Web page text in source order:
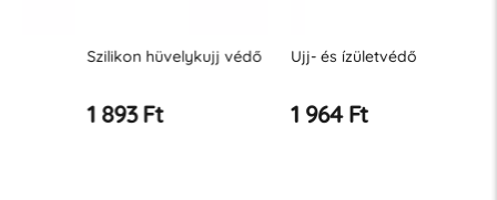
Szilikon hüvelykujj védő
1 893 Ft
Ujj- és ízületvédő
1 964 Ft